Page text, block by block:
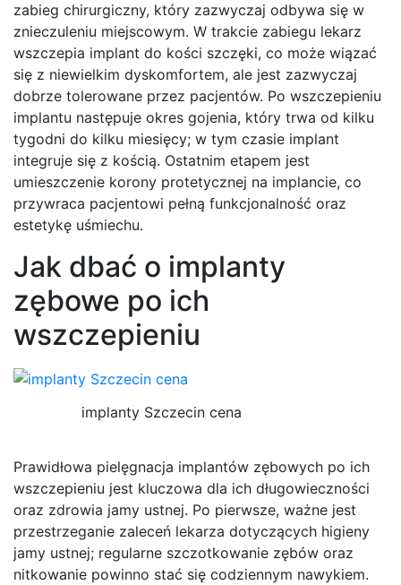
zabieg chirurgiczny, który zazwyczaj odbywa się w
znieczuleniu miejscowym. W trakcie zabiegu lekarz
wszczepia implant do kości szczęki, co może wiązać
się z niewielkim dyskomfortem, ale jest zazwyczaj
dobrze tolerowane przez pacjentów. Po wszczepieniu
implantu następuje okres gojenia, który trwa od kilku
tygodni do kilku miesięcy; w tym czasie implant
integruje się z kością. Ostatnim etapem jest
umieszczenie korony protetycznej na implancie, co
przywraca pacjentowi pełną funkcjonalność oraz
estetykę uśmiechu.
Jak dbać o implanty
zębowe po ich
wszczepieniu
implanty Szczecin cena
Prawidłowa pielęgnacja implantów zębowych po ich
wszczepieniu jest kluczowa dla ich długowieczności
oraz zdrowia jamy ustnej. Po pierwsze, ważne jest
przestrzeganie zaleceń lekarza dotyczących higieny
jamy ustnej; regularne szczotkowanie zębów oraz
nitkowanie powinno stać się codziennym nawykiem.